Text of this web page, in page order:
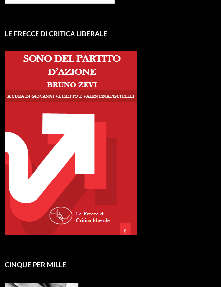
LE FRECCE DI CRITICA LIBERALE
CINQUE PER MILLE